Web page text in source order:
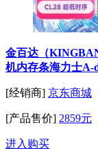
金百达（
机内存条海力士A-
[经销商] 京东商城
[产品售价] 2859元
进入购买